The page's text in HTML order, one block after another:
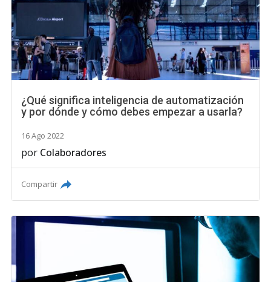
¿Qué significa inteligencia de automatización
y por dónde y cómo debes empezar a usarla?
16 Ago 2022
por Colaboradores
Compartir